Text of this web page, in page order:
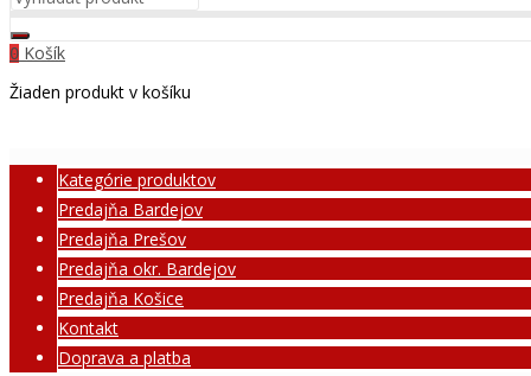
0 Košík
Žiaden produkt v košíku
Kategórie produktov
Predajňa Bardejov
Predajňa Prešov
Predajňa okr. Bardejov
Predajňa Košice
Kontakt
Doprava a platba